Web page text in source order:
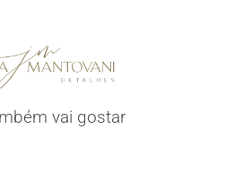
vai gostar